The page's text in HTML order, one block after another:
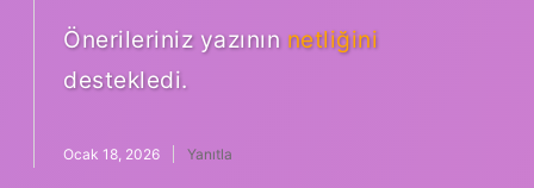
Önerileriniz yazının netliğini
destekledi.
Ocak 18, 2026 Yanıtla